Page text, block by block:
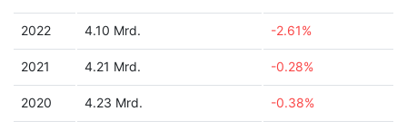
2022 4.10 Mrd. -2.61%
2021 4.21 Mrd. -0.28%
2020 4.23 Mrd. -0.38%